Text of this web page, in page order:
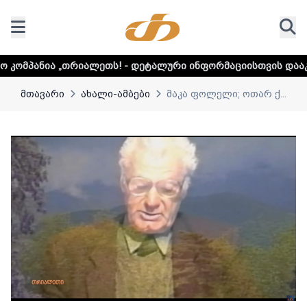
- დეტალური ინფორმაციისთვის დააკლიკეთ ლინკს
მთავარი ახალი-ამბები მაკა ფოლელი; ოთარ ქ...